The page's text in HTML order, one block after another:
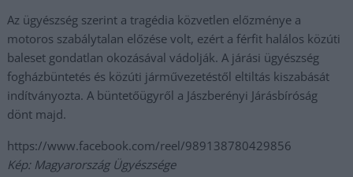
Az ügyészség szerint a tragédia közvetlen előzménye a
motoros szabálytalan előzése volt, ezért a férfit halálos közúti
baleset gondatlan okozásával vádolják. A járási ügyészség
fogházbüntetés és közúti járművezetéstől eltiltás kiszabását
indítványozta. A büntetőügyről a Jászberényi Járásbíróság
dönt majd.
https://www.facebook.com/reel/989138780429856
Kép: Magyarország Ügyészsége